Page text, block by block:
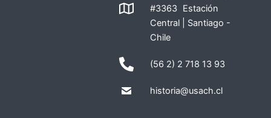
#3363 Estación
Central | Santiago -
Chile
(56 2) 2 718 13 93
historia@usach.cl